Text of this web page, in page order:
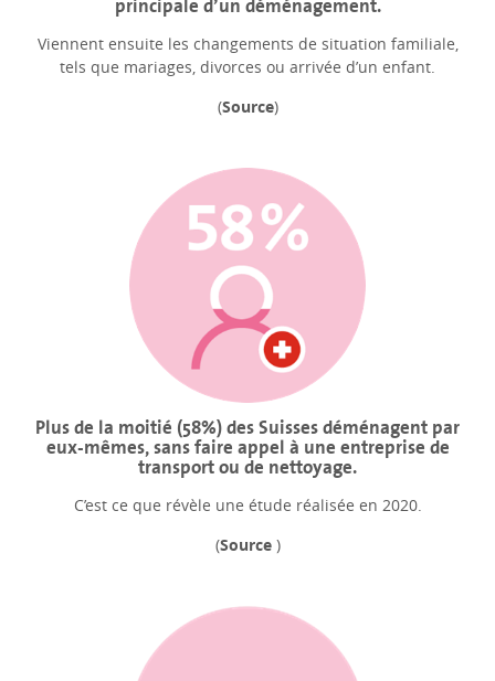
Viennent ensuite les changements de situation familiale,
tels que mariages, divorces ou arrivée d’un enfant.
(Source)
Plus de la moitié (58%) des Suisses déménagent par
eux-mêmes, sans faire appel à une entreprise de
transport ou de nettoyage.
C’est ce que révèle une étude réalisée en 2020.
(Source )